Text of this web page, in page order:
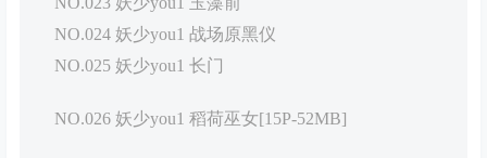
NO.024 妖少you1 战场原黑仪
NO.025 妖少you1 长门
NO.026 妖少you1 稻荷巫女[15P-52MB]